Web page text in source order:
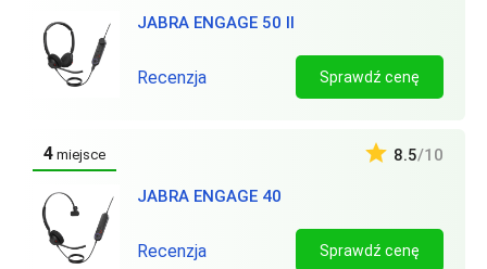
JABRA ENGAGE 50 II
Recenzja Sprawdź cenę
4 miejsce
JABRA ENGAGE 40
8.5/10
Recenzja Sprawdź cenę